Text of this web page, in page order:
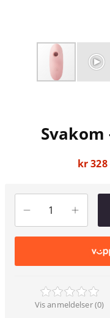
Svakom
kr 328
Vis anmeldelser (0)